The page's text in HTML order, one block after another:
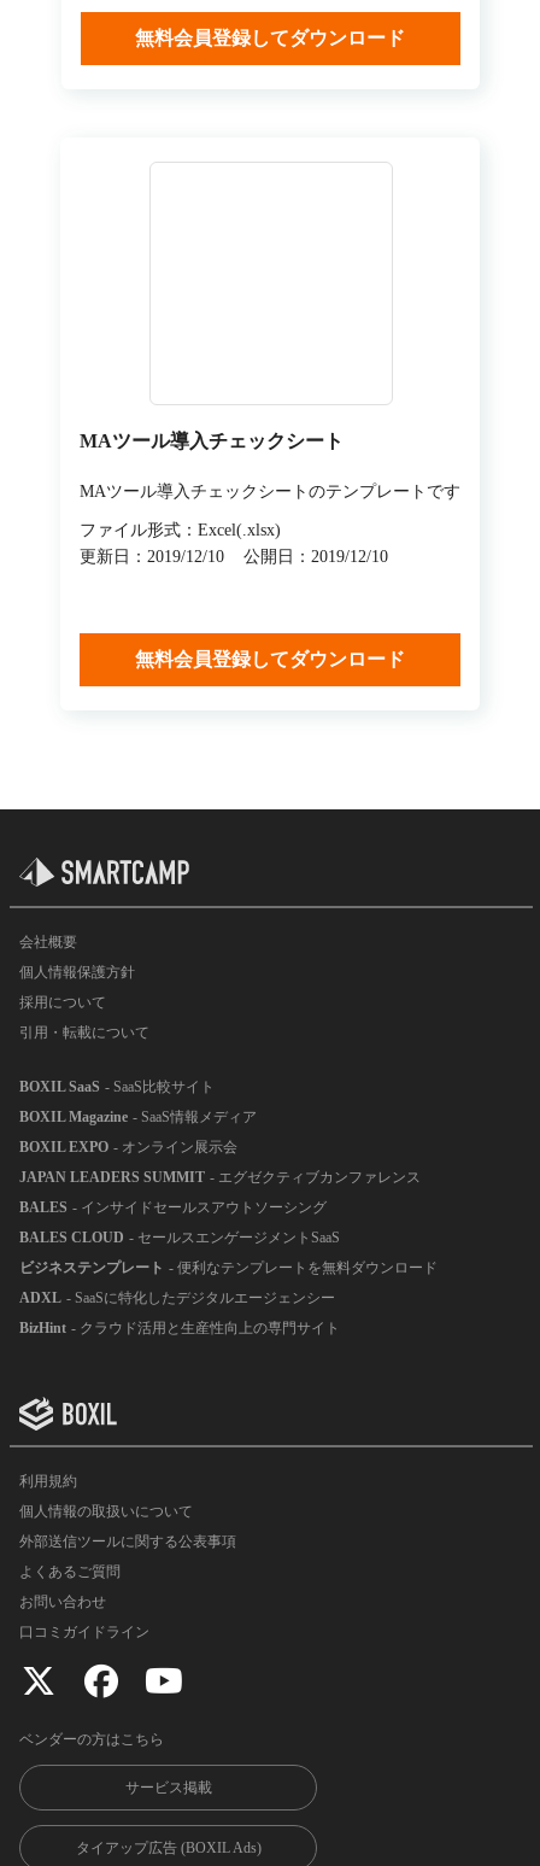
無料会員登録してダウンロード
MAツール導入チェックシート
MAツール導入チェックシートのテンプレートです
ファイル形式：Excel(.xlsx)
更新日：2019/12/10
公開日：2019/12/10
無料会員登録してダウンロード
会社概要
個人情報保護方針
採用について
引用・転載について
BOXIL SaaS - SaaS比較サイト
BOXIL Magazine - SaaS情報メディア
BOXIL EXPO - オンライン展示会
JAPAN LEADERS SUMMIT - エグゼクティブカンファレンス
BALES - インサイドセールスアウトソーシング
BALES CLOUD - セールスエンゲージメントSaaS
ビジネステンプレート - 便利なテンプレートを無料ダウンロード
ADXL - SaaSに特化したデジタルエージェンシー
BizHint - クラウド活用と生産性向上の専門サイト
利用規約
個人情報の取扱いについて
外部送信ツールに関する公表事項
よくあるご質問
お問い合わせ
口コミガイドライン
ベンダーの方はこちら
サービス掲載
タイアップ広告 (BOXIL Ads)